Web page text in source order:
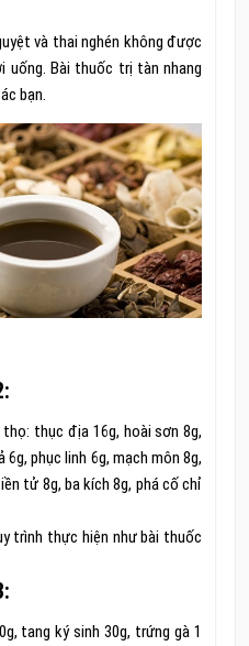
và thai nghén không được
uống. Bài thuốc trị tàn nhang
bạn.
thục địa 16g, hoài sơn 8g,
phục linh 6g, mạch môn 8g,
tử 8g, ba kích 8g, phá cố chỉ
trình thực hiện như bài thuốc
tang ký sinh 30g, trứng gà 1